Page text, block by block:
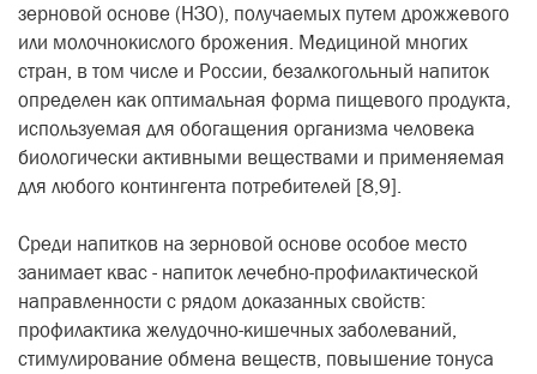
зерновой основе (НЗО), получаемых путем дрожжевого
или молочнокислого брожения. Медициной многих
стран, в том числе и России, безалкогольный напиток
определен как оптимальная форма пищевого продукта,
используемая для обогащения организма человека
биологически активными веществами и применяемая
для любого контингента потребителей [8,9].
Среди напитков на зерновой основе особое место
занимает квас - напиток лечебно-профилактической
направленности с рядом доказанных свойств:
профилактика желудочно-кишечных заболеваний,
стимулирование обмена веществ, повышение тонуса